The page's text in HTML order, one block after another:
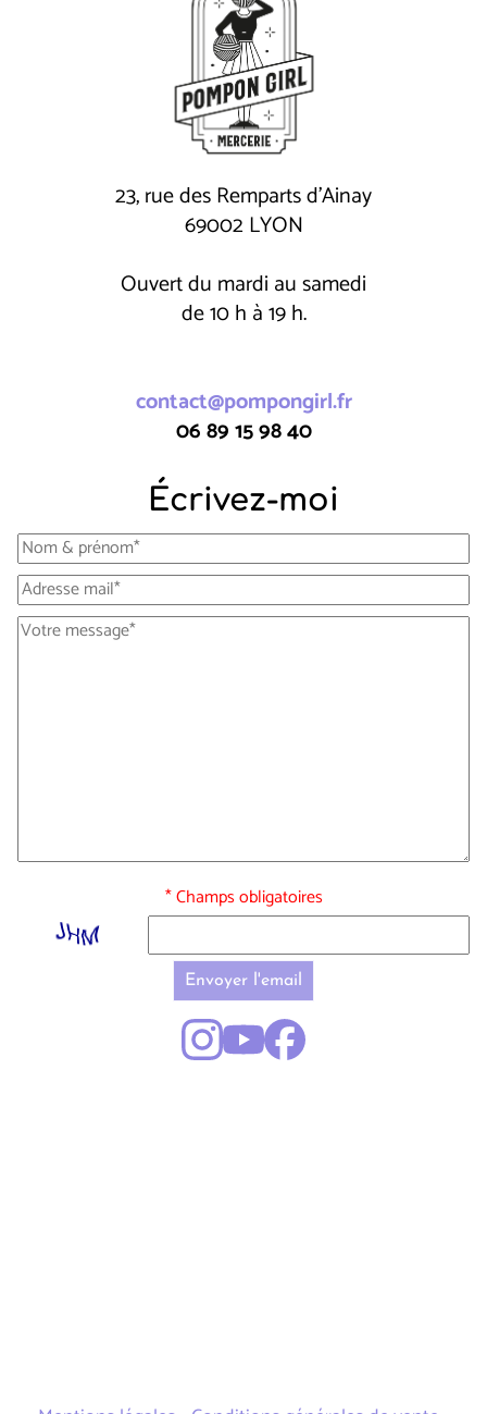
23, rue des Remparts d'Ainay
69002 LYON
Ouvert du mardi au samedi
de 10 h à 19 h.
contact@pompongirl.fr
06 89 15 98 40
Écrivez-moi
* Champs obligatoires
Envoyer l'email